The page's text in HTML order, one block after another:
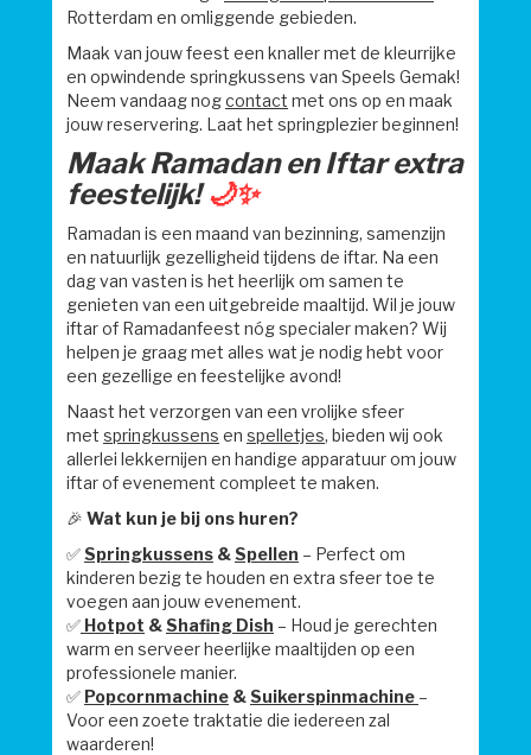
Rotterdam en omliggende gebieden.
Maak van jouw feest een knaller met de kleurrijke
en opwindende springkussens van Speels Gemak!
Neem vandaag nogcontact met ons op en maak
jouw reservering. Laat het springplezier beginnen!
Maak Ramadan en Iftar extra
feestelijk! 🌙✨
Ramadan is een maand van bezinning, samenzijn
en natuurlijk gezelligheid tijdens de iftar. Na een
dag van vasten is het heerlijk om samen te
genieten van een uitgebreide maaltijd. Wil je jouw
iftar of Ramadanfeest nóg specialer maken? Wij
helpen je graag met alles wat je nodig hebt voor
een gezellige en feestelijke avond!
Naast het verzorgen van een vrolijke sfeer
met springkussens en spelletjes, bieden wij ook
allerlei lekkernijen en handige apparatuur om jouw
iftar of evenement compleet te maken.
🎉 Wat kun je bij ons huren?
✅Springkussens &Spellen – Perfect om
kinderen bezig te houden en extra sfeer toe te
voegen aan jouw evenement.
✅ Hotpot &Shafing Dish – Houd je gerechten
warm en serveer heerlijke maaltijden op een
professionele manier.
✅ Popcornmachine &Suikerspinmachine –
Voor een zoete traktatie die iedereen zal
waarderen!